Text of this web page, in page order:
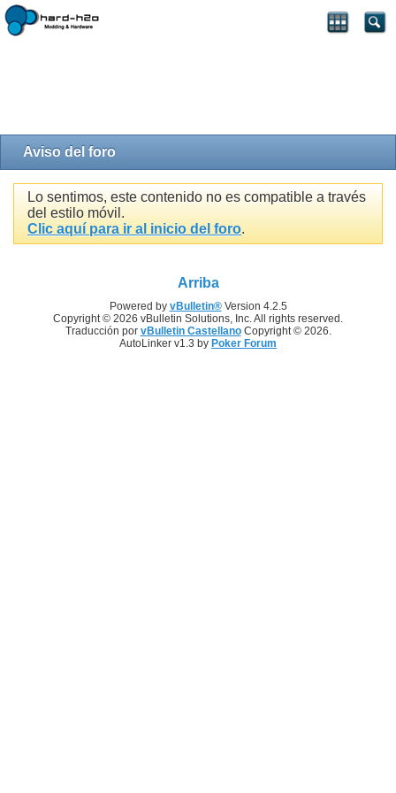
Aviso del foro
Lo sentimos, este contenido no es compatible a través
del estilo móvil.
Clic aquí para ir al inicio del foro.
Arriba
Powered by vBulletin®Version 4.2.5
Copyright © 2026 vBulletin Solutions, Inc. All rights reserved.
Traducción por vBulletin CastellanoCopyright © 2026.
AutoLinker v1.3 by Poker Forum